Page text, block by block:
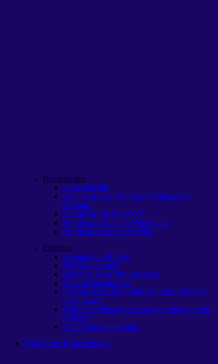
Recorrentes
Onde Investir
Rico na Bolsa | Panorama Mensal do
Mercado
Quanto rende R$ 1000?
Renda passiva com Fiisem alta
Renda passiva com ações
Estudos
Metodologia Buffett
ARCA funciona?
Bolsa vs. corte da Selicnovo
Guia de Dividendos
Fiis em ciclos de queda de juros: como se
posicionar?
Ações da bolsa brasileira que nunca deram
prejuízo
O que são memecoins
Conteúdos Educacionais